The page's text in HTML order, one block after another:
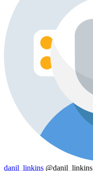
danil_linkins @danil_linkins